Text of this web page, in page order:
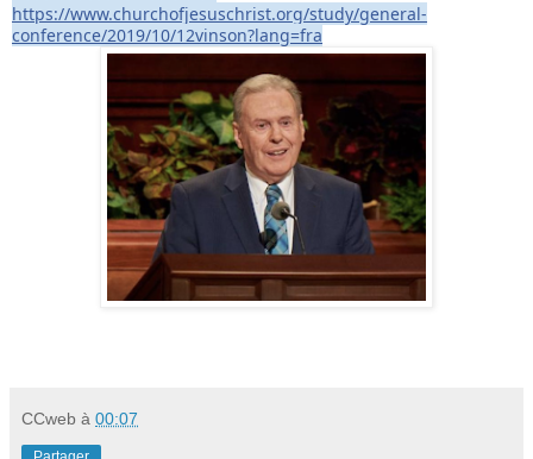
https://www.churchofjesuschrist.org/study/general-
conference/2019/10/12vinson?lang=fra
CCweb à 00:07